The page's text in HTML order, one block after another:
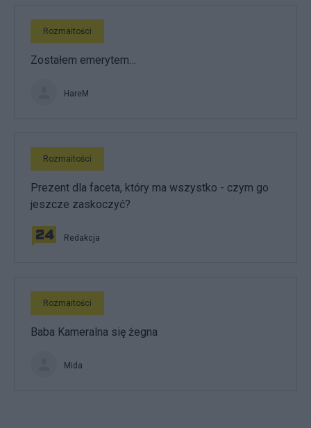
Rozmaitości
Zostałem emerytem…
HareM
Rozmaitości
Prezent dla faceta, który ma wszystko - czym go
jeszcze zaskoczyć?
Redakcja
Rozmaitości
Baba Kameralna się żegna
Mida